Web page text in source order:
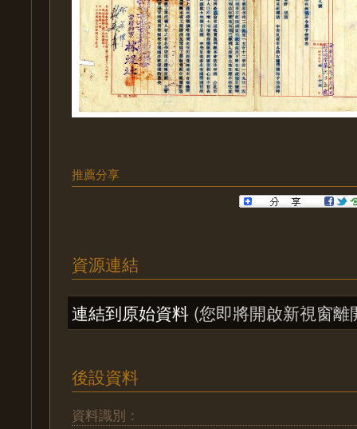
推薦分享
資源連結
連結到原始資料 (您即將開啟新視窗離
後設資料
資料識別：